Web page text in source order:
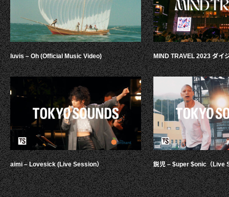
luvis – Oh (Official Music Video)
aimi – Lovesick (Live Session）
MIND TRAVEL 2023 ダイ
鋭児 – $uper $onic（Live